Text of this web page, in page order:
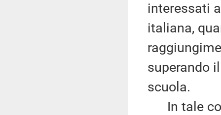
interessati
italiana,
superando
scuola.
In tale